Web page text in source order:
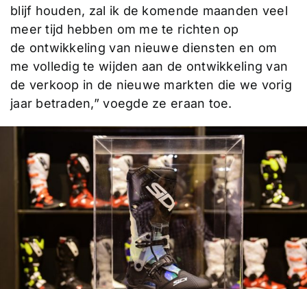
blijf houden, zal ik de komende maanden veel
meer tijd hebben om me te richten op
de ontwikkeling van nieuwe diensten en om
me volledig te wijden aan de ontwikkeling van
de verkoop in de nieuwe markten die we vorig
jaar betraden,” voegde ze eraan toe.